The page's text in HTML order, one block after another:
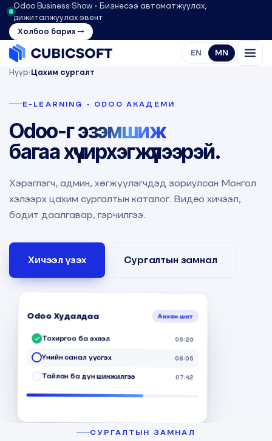
Odoo Business Show • Бизнесээ автоматжуулах,
дижиталжуулах эвент
Холбоо барих →
EN MN
Нүүр›Цахим сургалт
Odoo Худалдаа Анхан шат
Тохиргоо ба эхлэл 06:20
Үнийн санал үүсгэх 08:05
Тайлан ба дүн шинжилгээ 07:42
E-LEARNING • ODOO АКАДЕМИ
Odoo-гэзэмшиж
багаа хүчирхэгжүүлээрэй.
Хэрэглэгч, админ, хөгжүүлэгчдэд зориулсан Монгол
хэлээрх цахим сургалтын каталог. Видео хичээл,
бодит даалгавар, гэрчилгээ.
Хичээл үзэх Сургалтын замнал
СУРГАЛТЫН ЗАМНАЛ